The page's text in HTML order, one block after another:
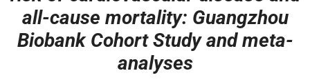
all-cause mortality: Guangzhou
Biobank Cohort Study and meta-
analyses